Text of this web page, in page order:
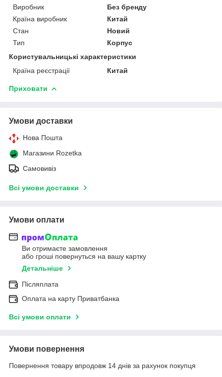
Виробник
Без бренду
Країна виробник
Китай
Стан
Новий
Тип
Корпус
Користувальницькі характеристики
Країна реєстрації
Китай
Приховати
Умови доставки
Нова Пошта
Магазини Rozetka
Самовивіз
Всі умови доставки
Умови оплати
Ви отримаєте замовлення
або гроші повернуться на вашу картку
Детальніше
Післяплата
Оплата на карту Приватбанка
Всі умови оплати
Умови повернення
Повернення товару впродовж 14 днів за рахунок покупця